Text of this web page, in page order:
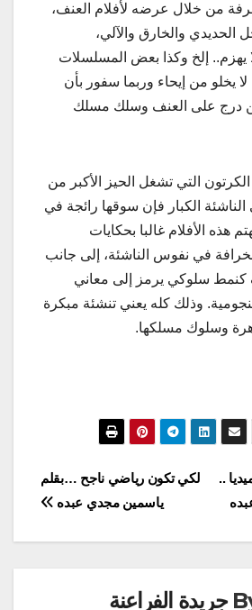
من خلال عرضه لأفلام العنف،
الحديدي والخارق والآلي،
يهزم.. إلخ وكذا بعض المسلسلات
لا يخلو من إيحاء وربما سفور بأن
درج على العنف وسلك مسلك
التي تشغل الحيز الأكبر من
الكبار فإن سوقها رائجة في
هذه الأفلام غالبا بحكايات
في نفوس الناشئة، إلى جانب
سلوكي يرمز إلى معاني
وذلك كله يعني تنشئة مبكرة
وسلوك مسلكها.
لكي تكون رياضي ناجح …بقلم
ياسمين مجدي عبده
..
جريدة الفراعنة